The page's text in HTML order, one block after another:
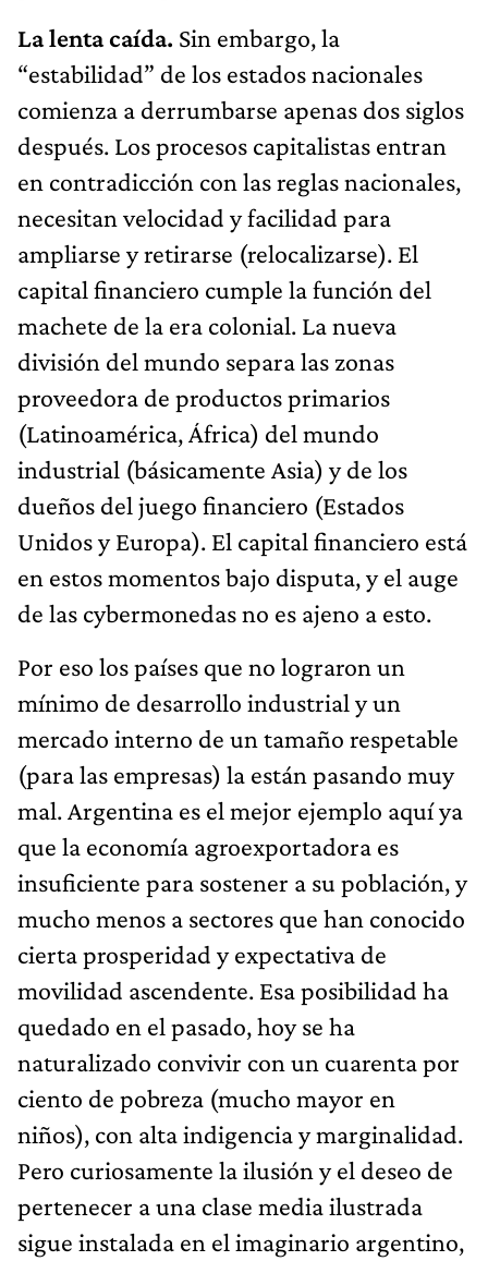
La lenta caída. Sin embargo, la
“estabilidad” de los estados nacionales
comienza a derrumbarse apenas dos siglos
después. Los procesos capitalistas entran
en contradicción con las reglas nacionales,
necesitan velocidad y facilidad para
ampliarse y retirarse (relocalizarse). El
capital financiero cumple la función del
machete de la era colonial. La nueva
división del mundo separa las zonas
proveedora de productos primarios
(Latinoamérica, África) del mundo
industrial (básicamente Asia) y de los
dueños del juego financiero (Estados
Unidos y Europa). El capital financiero está
en estos momentos bajo disputa, y el auge
de las cybermonedas no es ajeno a esto.
Por eso los países que no lograron un
mínimo de desarrollo industrial y un
mercado interno de un tamaño respetable
(para las empresas) la están pasando muy
mal. Argentina es el mejor ejemplo aquí ya
que la economía agroexportadora es
insuficiente para sostener a su población, y
mucho menos a sectores que han conocido
cierta prosperidad y expectativa de
movilidad ascendente. Esa posibilidad ha
quedado en el pasado, hoy se ha
naturalizado convivir con un cuarenta por
ciento de pobreza (mucho mayor en
niños), con alta indigencia y marginalidad.
Pero curiosamente la ilusión y el deseo de
pertenecer a una clase media ilustrada
sigue instalada en el imaginario argentino,